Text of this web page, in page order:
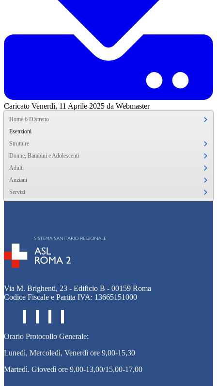
Caricato Venerdì, 11 Aprile 2025 da Webmaster
Home 6 Distretto
Esenzioni
Strutture
Donne, Bambini e Adolescenti
Adulti
Anziani
Servizi
Via M. Brighenti, 23 - Edificio B - 00159 Roma
Codice Fiscale e Partita IVA: 13665151000
Orario Protocollo Generale:
Lunedì, Mercoledì, Venerdì ore 9,00-15,30
Martedì. Giovedì ore 9,00-13,00/15,00-17,00